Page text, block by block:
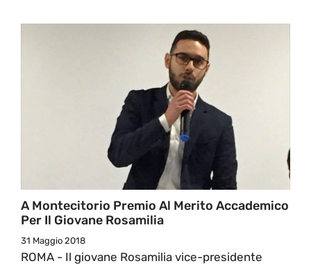
A Montecitorio Premio Al Merito Accademico
Per Il Giovane Rosamilia
31 Maggio 2018
ROMA - Il giovane Rosamilia vice-presidente